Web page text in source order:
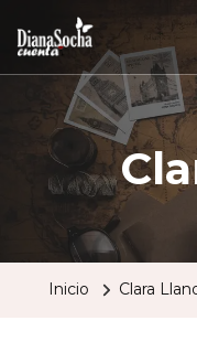
Inicio Clara